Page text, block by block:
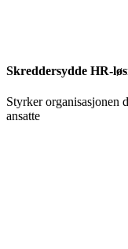
Skreddersydde HR-
Styrker organisasjonen
ansatte